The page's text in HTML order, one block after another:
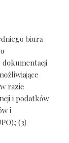
biura
razie
i podatków
i
(3)